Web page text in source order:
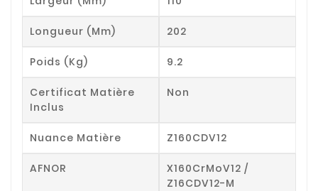
Longueur (mm) 202
Poids (kg) 9.2
Certificat Matière
Inclus
Non
Nuance Matière Z160CDV12
AFNOR
X160CrMoV12 /
Z16CDV12-M